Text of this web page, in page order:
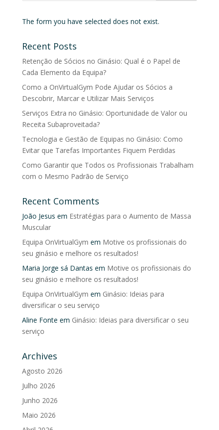
The form you have selected does not exist.
Recent Posts
Retenção de Sócios no Ginásio: Qual é o Papel de
Cada Elemento da Equipa?
Como a OnVirtualGym Pode Ajudar os Sócios a
Descobrir, Marcar e Utilizar Mais Serviços
Serviços Extra no Ginásio: Oportunidade de Valor ou
Receita Subaproveitada?
Tecnologia e Gestão de Equipas no Ginásio: Como
Evitar que Tarefas Importantes Fiquem Perdidas
Como Garantir que Todos os Profissionais Trabalham
com o Mesmo Padrão de Serviço
Recent Comments
João Jesus em Estratégias para o Aumento de Massa
Muscular
Equipa OnVirtualGym em Motive os profissionais do
seu ginásio e melhore os resultados!
Maria Jorge sá Dantas em Motive os profissionais do
seu ginásio e melhore os resultados!
Equipa OnVirtualGym em Ginásio: Ideias para
diversificar o seu serviço
Aline Fonte em Ginásio: Ideias para diversificar o seu
serviço
Archives
Agosto 2026
Julho 2026
Junho 2026
Maio 2026